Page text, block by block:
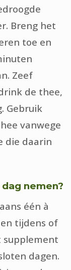
Breng het
toe en
Zeef
de thee,
Gebruik
vanwege
die daarin
nemen?
één à
tijdens of
supplement
dagen.